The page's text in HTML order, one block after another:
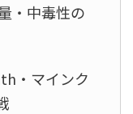
・中毒性の
・マインク